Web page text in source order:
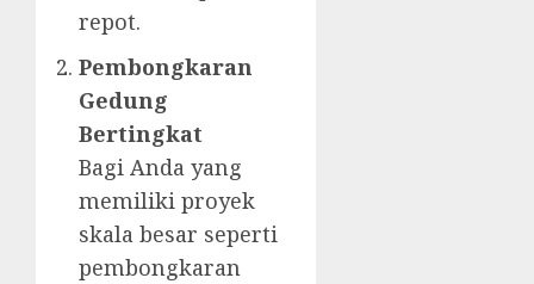
repot.
Pembongkaran
Gedung
Bertingkat
Bagi Anda yang
memiliki proyek
skala besar seperti
pembongkaran